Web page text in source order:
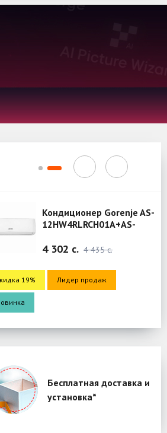
Кондиционер Gorenje AS-
12HW4RLRCH01A+AS-
12HW4RLRCH01A (Mercury)
4 302 c. 4 435 c.
19% Лидер продаж
Бесплатная доставка и
установка*